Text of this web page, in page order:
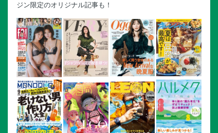
ジン限定のオリジナル記事も！